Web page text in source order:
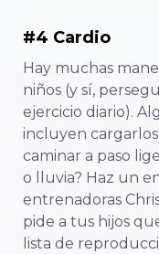
#4 Cardio
Hay muchas
niños (y sí,
ejercicio diario).
incluyen
caminar a paso
o lluvia? Haz un
entrenadoras
pide a tus hijos
lista de